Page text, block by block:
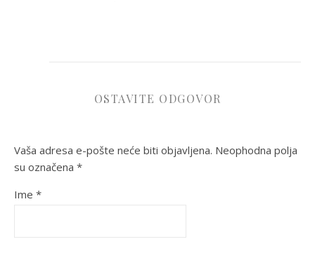
OSTAVITE ODGOVOR
Vaša adresa e-pošte neće biti objavljena. Neophodna polja
su označena *
Ime *